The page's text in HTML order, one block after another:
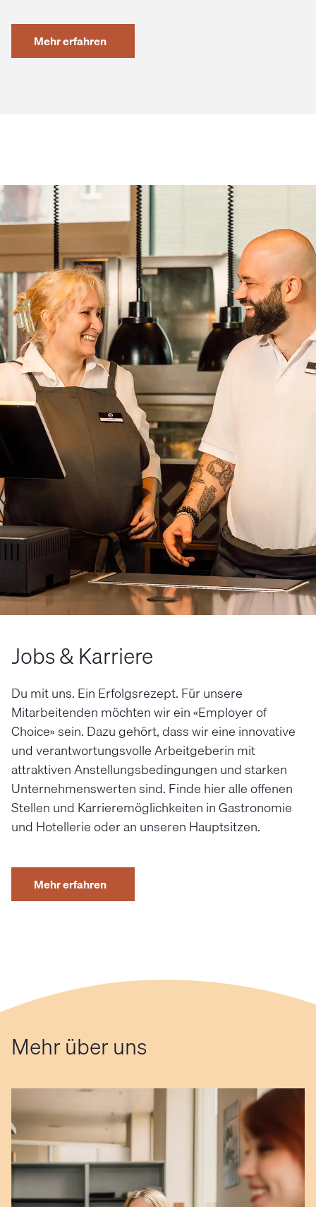
Mehr erfahren
Jobs & Karriere
Du mit uns. Ein Erfolgsrezept. Für unsere
Mitarbeitenden möchten wir ein «Employer of
Choice» sein. Dazu gehört, dass wir eine innovative
und verantwortungsvolle Arbeitgeberin mit
attraktiven Anstellungsbedingungen und starken
Unternehmenswerten sind. Finde hier alle offenen
Stellen und Karrieremöglichkeiten in Gastronomie
und Hotellerie oder an unseren Hauptsitzen.
Mehr erfahren
Mehr über uns